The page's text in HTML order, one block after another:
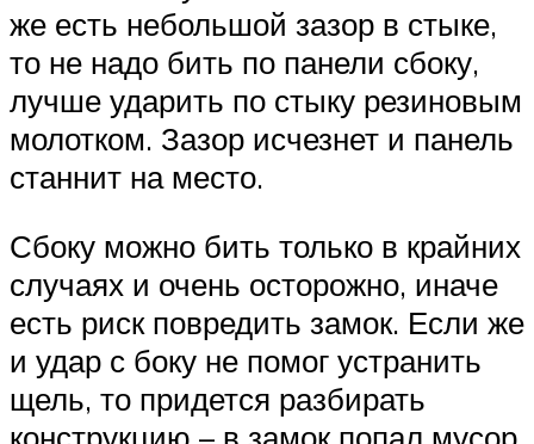
же есть небольшой зазор в стыке,
то не надо бить по панели сбоку,
лучше ударить по стыку резиновым
молотком. Зазор исчезнет и панель
станнит на место.
Сбоку можно бить только в крайних
случаях и очень осторожно, иначе
есть риск повредить замок. Если же
и удар с боку не помог устранить
щель, то придется разбирать